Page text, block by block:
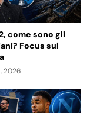
come sono gli
Focus sul
2026